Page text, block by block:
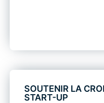
SOUTENIR LA
START-UP